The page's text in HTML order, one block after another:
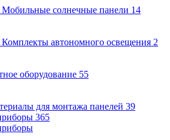
Мобильные солнечные панели 14
Комплекты автономного освещения 2
оборудование 55
для монтажа панелей 39
365